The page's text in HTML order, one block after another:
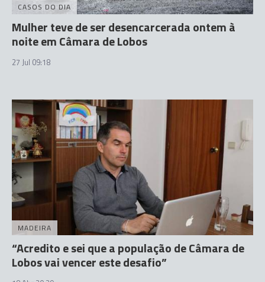
CASOS DO DIA
Mulher teve de ser desencarcerada ontem à
noite em Câmara de Lobos
27 Jul 09:18
MADEIRA
“Acredito e sei que a população de Câmara de
Lobos vai vencer este desafio”